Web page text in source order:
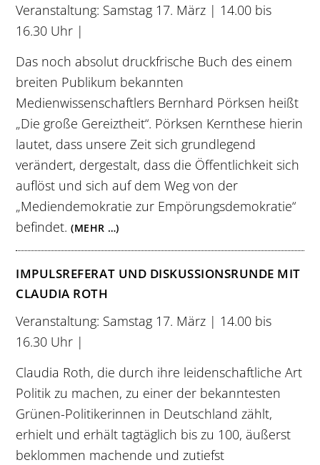
Veranstaltung: Samstag 17. März | 14.00 bis
16.30 Uhr |
Das noch absolut druckfrische Buch des einem
breiten Publikum bekannten
Medienwissenschaftlers Bernhard Pörksen heißt
„Die große Gereiztheit“. Pörksen Kernthese hierin
lautet, dass unsere Zeit sich grundlegend
verändert, dergestalt, dass die Öffentlichkeit sich
auflöst und sich auf dem Weg von der
„Mediendemokratie zur Empörungsdemokratie“
befindet.(MEHR …)
IMPULSREFERAT UND DISKUSSIONSRUNDE MIT
CLAUDIA ROTH
Veranstaltung: Samstag 17. März | 14.00 bis
16.30 Uhr |
Claudia Roth, die durch ihre leidenschaftliche Art
Politik zu machen, zu einer der bekanntesten
Grünen-Politikerinnen in Deutschland zählt,
erhielt und erhält tagtäglich bis zu 100, äußerst
beklommen machende und zutiefst